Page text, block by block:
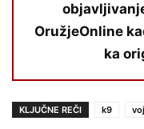
OružjeOnline
ka
KLJUČNE REČI k9